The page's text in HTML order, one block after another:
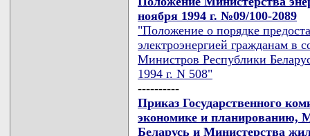
ноября 1994 г. №09/100-2089
"Положение о порядке
электроэнергией гражданам в
Министров Республики
1994 г. N 508"
----------
Приказ Государственного
экономике и планированию,
Беларусь и Министерства